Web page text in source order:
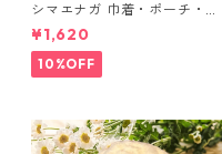
シマエナガ 巾着・ポーチ・ミ
ニポーチ(カード収納にも) ３
点セット さくらんぼ柄×淡いピ
ンク
¥1,620
10%OFF